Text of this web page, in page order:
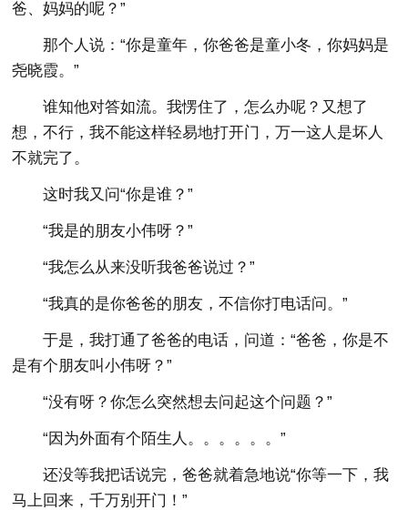
爸、妈妈的呢？”
那个人说：“你是童年，你爸爸是童小冬，你妈妈是
尧晓霞。”
谁知他对答如流。我愣住了，怎么办呢？又想了
想，不行，我不能这样轻易地打开门，万一这人是坏人
不就完了。
这时我又问“你是谁？”
“我是的朋友小伟呀？”
“我怎么从来没听我爸爸说过？”
“我真的是你爸爸的朋友，不信你打电话问。”
于是，我打通了爸爸的电话，问道：“爸爸，你是不
是有个朋友叫小伟呀？”
“没有呀？你怎么突然想去问起这个问题？”
“因为外面有个陌生人。。。。。。”
还没等我把话说完，爸爸就着急地说“你等一下，我
马上回来，千万别开门！”